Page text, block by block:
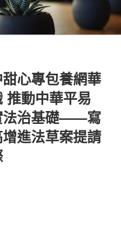
心專包養網華
推動中華平易
法治基礎——寫
進法草案提請